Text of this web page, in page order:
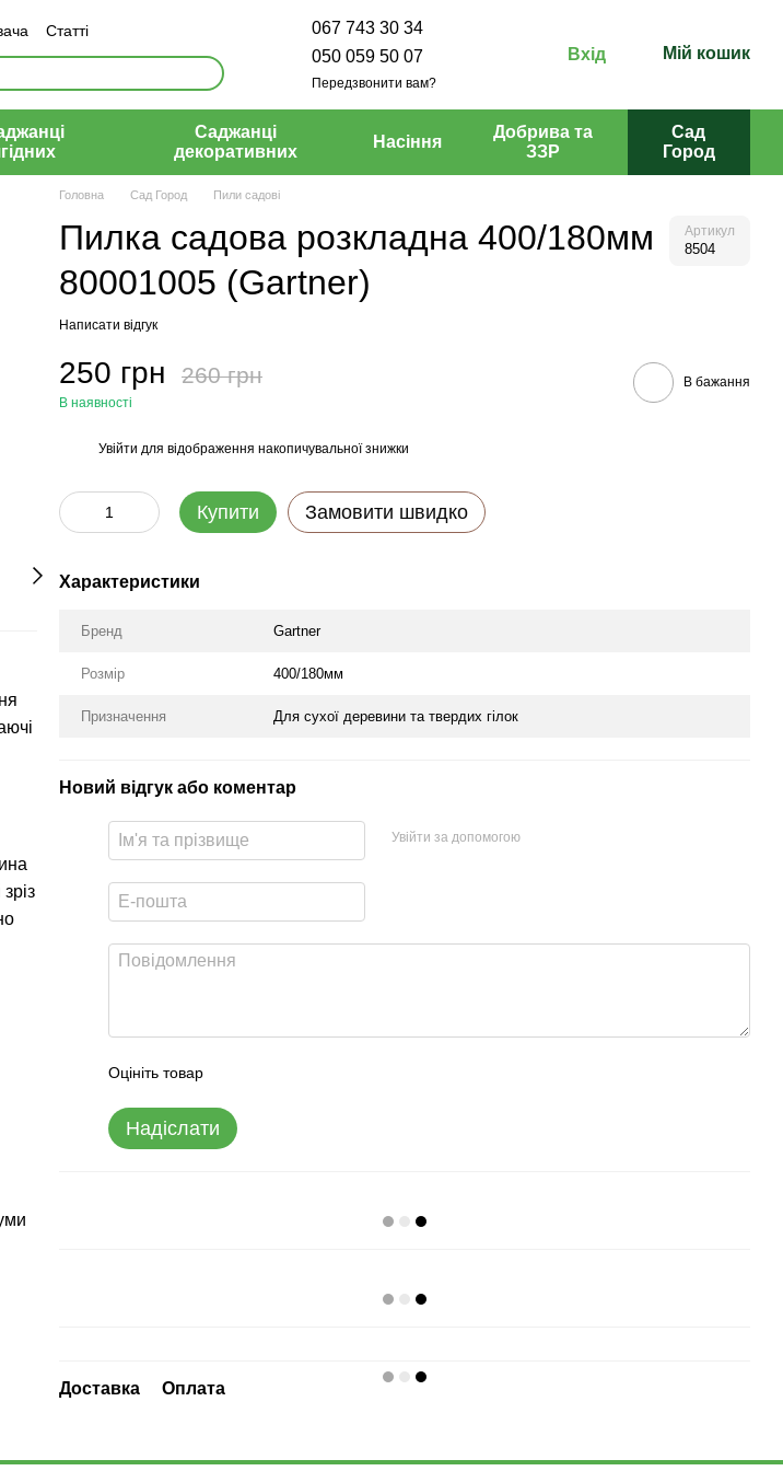
Статті
067 743 30 34
050 059 50 07
Передзвонити вам?
Вхід Мій кошик
Саджанці
декоративних
Насіння
Добрива та
ЗЗР
Сад
Город
Головна Сад Город Пили садові
Пилка садова розкладна 400/180мм
80001005 (Gartner)
Артикул
8504
Написати відгук
250 грн 260 грн
В наявності
В бажання
Увійти для відображення накопичувальної знижки
Купити Замовити швидко
Характеристики
Бренд Gartner
Розмір 400/180мм
Призначення Для сухої деревини та твердих гілок
Новий відгук або коментар
Увійти за допомогою
Оцініть товар
Надіслати
Доставка Оплата